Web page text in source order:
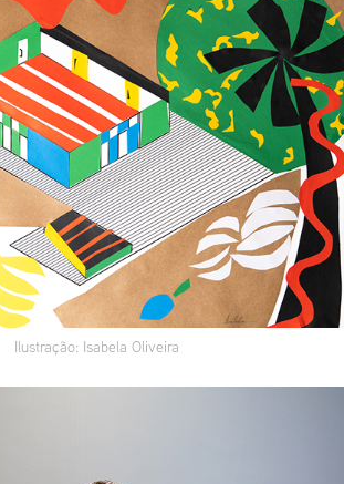
Ilustração: Isabela Oliveira